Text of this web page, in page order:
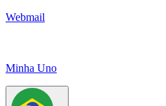
Webmail
Minha Uno